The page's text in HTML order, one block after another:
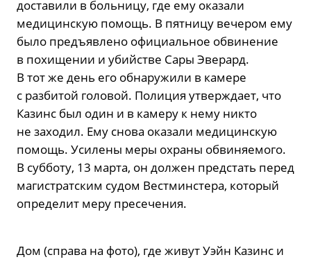
доставили в больницу, где ему оказали
медицинскую помощь. В пятницу вечером ему
было предъявлено официальное обвинение
в похищении и убийстве Сары Эверард.
В тот же день его обнаружили в камере
с разбитой головой. Полиция утверждает, что
Казинс был один и в камеру к нему никто
не заходил. Ему снова оказали медицинскую
помощь. Усилены меры охраны обвиняемого.
В субботу, 13 марта, он должен предстать перед
магистратским судом Вестминстера, который
определит меру пресечения.
Дом (справа на фото), где живут Уэйн Казинс и